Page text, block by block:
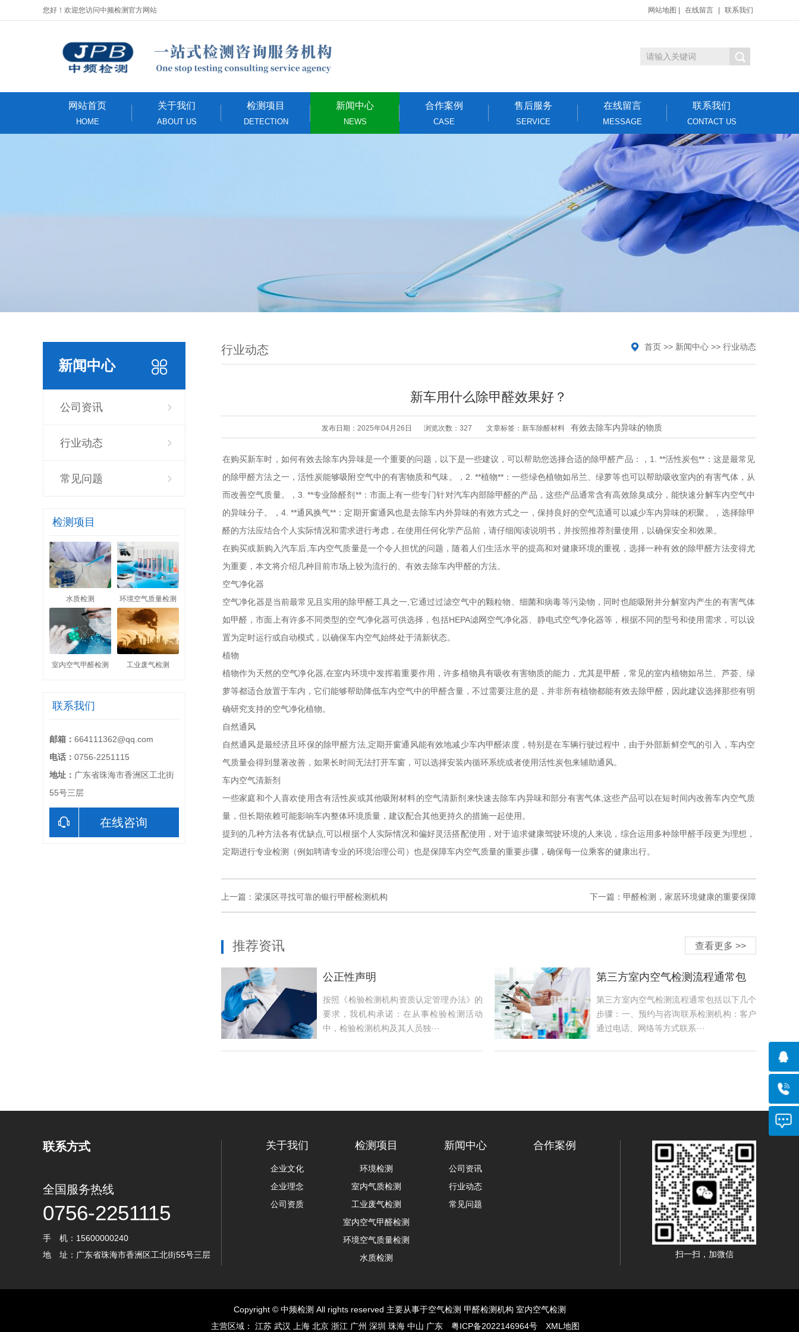
您好！欢迎您访问中频检测官方网站 网站地图 在线留言 联系我们
网站首页
HOME
关于我们
ABOUT US
检测项目
DETECTION
新闻中心
NEWS
合作案例
CASE
售后服务
SERVICE
在线留言
MESSAGE
联系我们
CONTACT US
新闻中心
公司资讯
行业动态
常见问题
检测项目
水质检测 环境空气质量检测
室内空气甲醛检测 工业废气检测
联系我们
邮箱： 664111362@qq.com
电话： 0756-2251115
地址： 广东省珠海市香洲区工北街
55号三层
在线咨询
首页 >> 新闻中心 >> 行业动态
行业动态
新车用什么除甲醛效果好？
发布日期：2025年04月26日 浏览次数：327 文章标签： 新车除醛材料 有效去除车内异味的物质
在购买新车时，如何有效去除车内异味是一个重要的问题，以下是一些建议，可以帮助您选择合适的除甲醛产品：，1. **活性炭包**：这是最常见
的除甲醛方法之一，活性炭能够吸附空气中的有害物质和气味。，2. **植物**：一些绿色植物如吊兰、绿萝等也可以帮助吸收室内的有害气体，从
而改善空气质量。，3. **专业除醛剂**：市面上有一些专门针对汽车内部除甲醛的产品，这些产品通常含有高效除臭成分，能快速分解车内空气中
的异味分子。，4. **通风换气**：定期开窗通风也是去除车内外异味的有效方式之一，保持良好的空气流通可以减少车内异味的积聚。，选择除甲
醛的方法应结合个人实际情况和需求进行考虑，在使用任何化学产品前，请仔细阅读说明书，并按照推荐剂量使用，以确保安全和效果。
在购买或新购入汽车后,车内空气质量是一个令人担忧的问题，随着人们生活水平的提高和对健康环境的重视，选择一种有效的除甲醛方法变得尤
为重要，本文将介绍几种目前市场上较为流行的、有效去除车内甲醛的方法。
空气净化器
空气净化器是当前最常见且实用的除甲醛工具之一,它通过过滤空气中的颗粒物、细菌和病毒等污染物，同时也能吸附并分解室内产生的有害气体
如甲醛，市面上有许多不同类型的空气净化器可供选择，包括HEPA滤网空气净化器、静电式空气净化器等，根据不同的型号和使用需求，可以设
置为定时运行或自动模式，以确保车内空气始终处于清新状态。
植物
植物作为天然的空气净化器,在室内环境中发挥着重要作用，许多植物具有吸收有害物质的能力，尤其是甲醛，常见的室内植物如吊兰、芦荟、绿
萝等都适合放置于车内，它们能够帮助降低车内空气中的甲醛含量，不过需要注意的是，并非所有植物都能有效去除甲醛，因此建议选择那些有明
确研究支持的空气净化植物。
自然通风
自然通风是最经济且环保的除甲醛方法,定期开窗通风能有效地减少车内甲醛浓度，特别是在车辆行驶过程中，由于外部新鲜空气的引入，车内空
气质量会得到显著改善，如果长时间无法打开车窗，可以选择安装内循环系统或者使用活性炭包来辅助通风。
车内空气清新剂
一些家庭和个人喜欢使用含有活性炭或其他吸附材料的空气清新剂来快速去除车内异味和部分有害气体,这些产品可以在短时间内改善车内空气质
量，但长期依赖可能影响车内整体环境质量，建议配合其他更持久的措施一起使用。
提到的几种方法各有优缺点,可以根据个人实际情况和偏好灵活搭配使用，对于追求健康驾驶环境的人来说，综合运用多种除甲醛手段更为理想，
定期进行专业检测（例如聘请专业的环境治理公司）也是保障车内空气质量的重要步骤，确保每一位乘客的健康出行。
上一篇： 梁溪区寻找可靠的银行甲醛检测机构 下一篇： 甲醛检测，家居环境健康的重要保障
查看更多 >>
推荐资讯
公正性声明
按照《检验检测机构资质认定管理办法》的
要求，我机构承诺：在从事检验检测活动
中，检验检测机构及其人员独···
第三方室内空气检测流程通常包
括以下几个步骤
第三方室内空气检测流程通常包括以下几个
步骤：一、预约与咨询联系检测机构：客户
通过电话、网络等方式联系···
联系方式
全国服务热线
0756-2251115
手 机：15600000240
地 址：广东省珠海市香洲区工北街55号三层
关于我们
企业文化
企业理念
公司资质
检测项目
环境检测
室内气质检测
工业废气检测
室内空气甲醛检测
环境空气质量检测
水质检测
新闻中心
公司资讯
行业动态
常见问题
合作案例
扫一扫，加微信
Copyright © 中频检测 All rights reserved 主要从事于空气检测 甲醛检测机构 室内空气检测
主营区域： 江苏 武汉 上海 北京 浙江 广州 深圳 珠海 中山 广东 粤ICP备2022146964号 XML地图